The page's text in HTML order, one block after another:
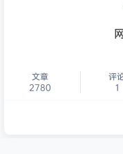
文章
2780
评
1